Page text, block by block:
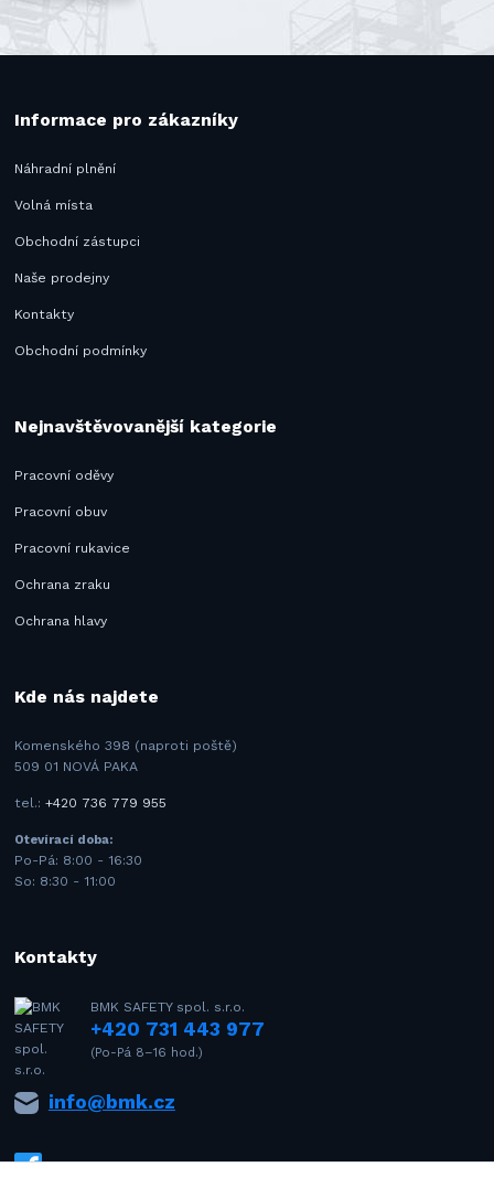
Informace pro zákazníky
Náhradní plnění
Volná místa
Obchodní zástupci
Naše prodejny
Kontakty
Obchodní podmínky
Nejnavštěvovanější kategorie
Pracovní oděvy
Pracovní obuv
Pracovní rukavice
Ochrana zraku
Ochrana hlavy
Kde nás najdete
Komenského 398 (naproti poště)
509 01 NOVÁ PAKA
tel.:+420 736 779 955
Otevírací doba:
Po-Pá: 8:00 - 16:30
So: 8:30 - 11:00
Kontakty
BMK SAFETY spol. s.r.o.
+420 731 443 977
(Po-Pá 8–16 hod.)
info@bmk.cz